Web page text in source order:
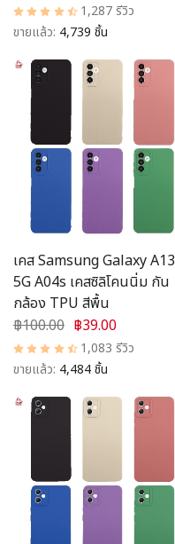
1,287 รีวิว
ขายแล้ว: 4,739 ชิ้น
เคส Samsung Galaxy A13
5G A04s เคสซิลิโคนนิ่ม กัน
กล้อง TPU สีพื้น
฿100.00 ฿39.00
1,083 รีวิว
ขายแล้ว: 4,484 ชิ้น